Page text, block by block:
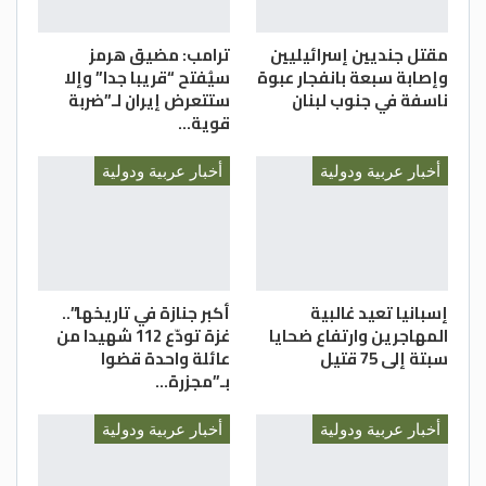
مقتل جنديين إسرائيليين
وإصابة سبعة بانفجار عبوة
ناسفة في جنوب لبنان
ترامب: مضيق هرمز
سيُفتح “قريبا جدا” وإلا
ستتعرض إيران لـ”ضربة
قوية…
أخبار عربية ودولية
إسبانيا تعيد غالبية
المهاجرين وارتفاع ضحايا
سبتة إلى 75 قتيل
أخبار عربية ودولية
أكبر جنازة في تاريخها”..
غزة تودّع 112 شهيدا من
عائلة واحدة قضوا
بـ”مجزرة…
أخبار عربية ودولية أخبار عربية ودولية